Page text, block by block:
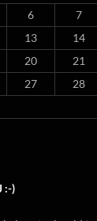
6 7
13 14
20 21
27 28
:-)